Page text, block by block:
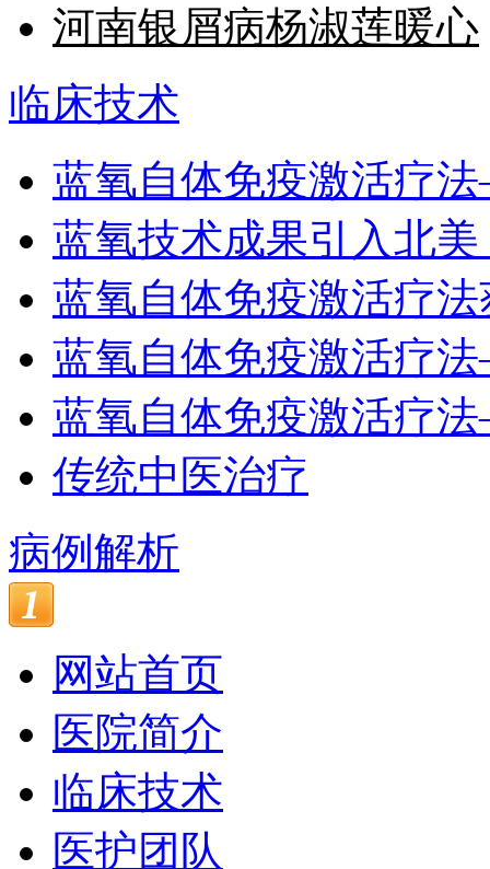
河南银屑病杨淑莲暖心
临床技术
蓝氧自体免疫激活疗
蓝氧技术成果引入北
蓝氧自体免疫激活疗
蓝氧自体免疫激活疗
蓝氧自体免疫激活疗
传统中医治疗
病例解析
网站首页
医院简介
临床技术
医护团队